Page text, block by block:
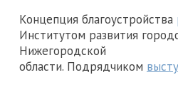
Концепция благоустройства
Институтом развития
Нижегородской
области. Подрядчиком